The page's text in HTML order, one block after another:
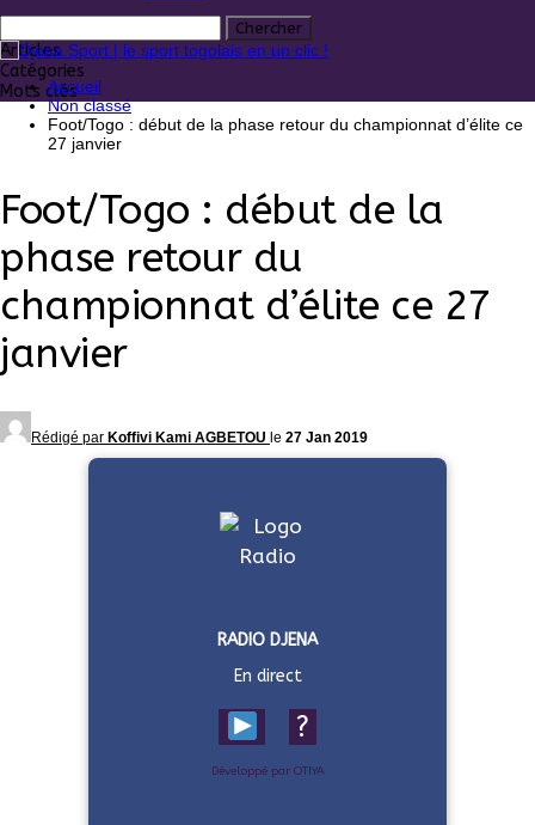
Articles
Catégories
Mots clés
Accueil
Non classé
Foot/Togo : début de la phase retour du championnat d’élite ce
27 janvier
Foot/Togo : début de la
phase retour du
championnat d’élite ce 27
janvier
Rédigé par Koffivi Kami AGBETOU le 27 Jan 2019
RADIO DJENA
En direct
?
Développé par OTIYA